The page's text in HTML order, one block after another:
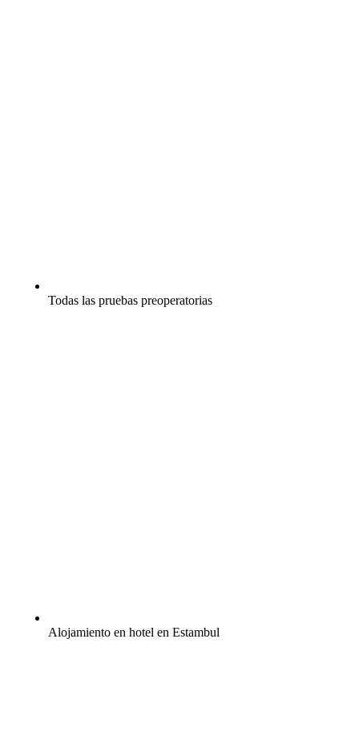
Todas las pruebas preoperatorias
Alojamiento en hotel en Estambul